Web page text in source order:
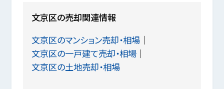
文京区の売却関連情報
文京区のマンション売却・相場
文京区の一戸建て売却・相場
文京区の土地売却・相場